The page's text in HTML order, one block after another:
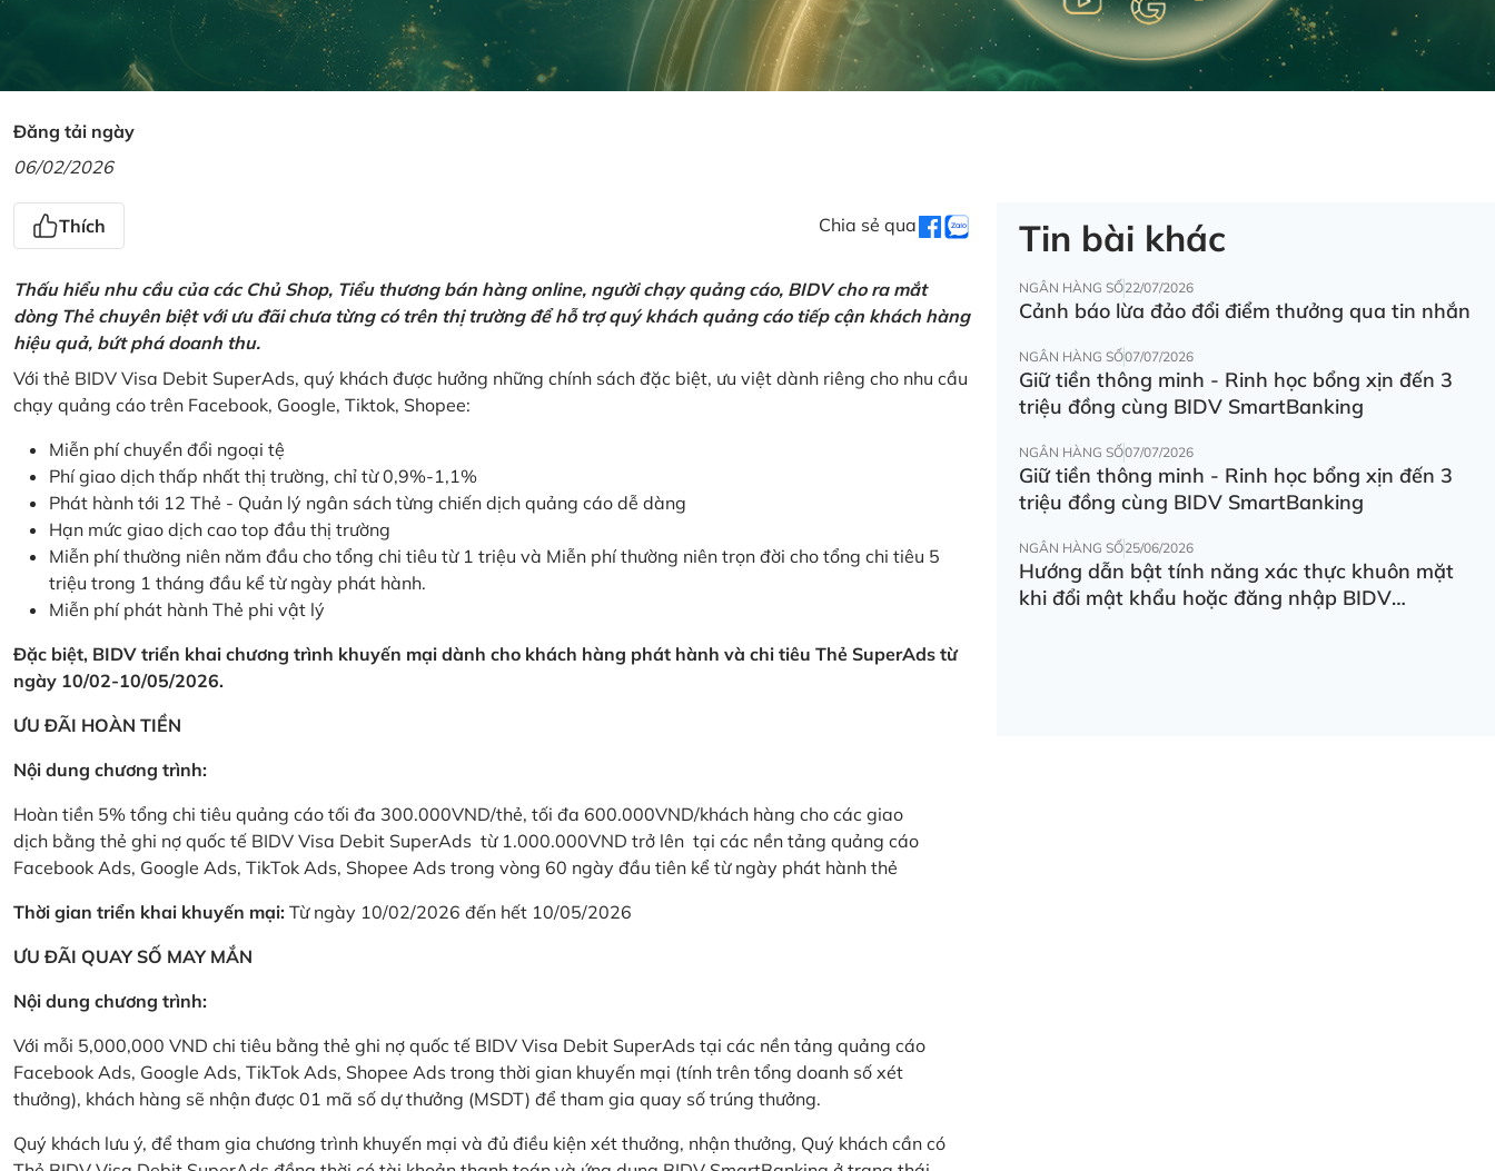
Đăng tải ngày
06/02/2026
Thích Chia sẻ qua
Thấu hiểu nhu cầu của các Chủ Shop, Tiểu thương bán hàng online, người chạy quảng cáo, BIDV cho ra mắt
dòng Thẻ chuyên biệt với ưu đãi chưa từng có trên thị trường để hỗ trợ quý khách quảng cáo tiếp cận khách hàng
hiệu quả, bứt phá doanh thu.
Với thẻ BIDV Visa Debit SuperAds, quý khách được hưởng những chính sách đặc biệt, ưu việt dành riêng cho nhu cầu
chạy quảng cáo trên Facebook, Google, Tiktok, Shopee:
Miễn phí chuyển đổi ngoại tệ
Phí giao dịch thấp nhất thị trường, chỉ từ 0,9%-1,1%
Phát hành tới 12 Thẻ - Quản lý ngân sách từng chiến dịch quảng cáo dễ dàng
Hạn mức giao dịch cao top đầu thị trường
Miễn phí thường niên năm đầu cho tổng chi tiêu từ 1 triệu và Miễn phí thường niên trọn đời cho tổng chi tiêu 5
triệu trong 1 tháng đầu kể từ ngày phát hành.
Miễn phí phát hành Thẻ phi vật lý
Đặc biệt, BIDV triển khai chương trình khuyến mại dành cho khách hàng phát hành và chi tiêu Thẻ SuperAds từ
ngày 10/02-10/05/2026.
ƯU ĐÃI HOÀN TIỀN
Nội dung chương trình:
Hoàn tiền 5% tổng chi tiêu quảng cáo tối đa 300.000VND/thẻ, tối đa 600.000VND/khách hàng cho các giao
dịch bằng thẻ ghi nợ quốc tế BIDV Visa Debit SuperAds từ 1.000.000VND trở lên tại các nền tảng quảng cáo
Facebook Ads, Google Ads, TikTok Ads, Shopee Ads trong vòng 60 ngày đầu tiên kể từ ngày phát hành thẻ
Thời gian triển khai khuyến mại: Từ ngày 10/02/2026 đến hết 10/05/2026
ƯU ĐÃI QUAY SỐ MAY MẮN
Nội dung chương trình:
Với mỗi 5,000,000 VND chi tiêu bằng thẻ ghi nợ quốc tế BIDV Visa Debit SuperAds tại các nền tảng quảng cáo
Facebook Ads, Google Ads, TikTok Ads, Shopee Ads trong thời gian khuyến mại (tính trên tổng doanh số xét
thưởng), khách hàng sẽ nhận được 01 mã số dự thưởng (MSDT) để tham gia quay số trúng thưởng.
Quý khách lưu ý, để tham gia chương trình khuyến mại và đủ điều kiện xét thưởng, nhận thưởng, Quý khách cần có
Tin bài khác
NGÂN HÀNG SỐ22/07/2026
Cảnh báo lừa đảo đổi điểm thưởng qua tin nhắn
NGÂN HÀNG SỐ07/07/2026
Giữ tiền thông minh - Rinh học bổng xịn đến 3
triệu đồng cùng BIDV SmartBanking
NGÂN HÀNG SỐ07/07/2026
Giữ tiền thông minh - Rinh học bổng xịn đến 3
triệu đồng cùng BIDV SmartBanking
NGÂN HÀNG SỐ25/06/2026
Hướng dẫn bật tính năng xác thực khuôn mặt
khi đổi mật khẩu hoặc đăng nhập BIDV